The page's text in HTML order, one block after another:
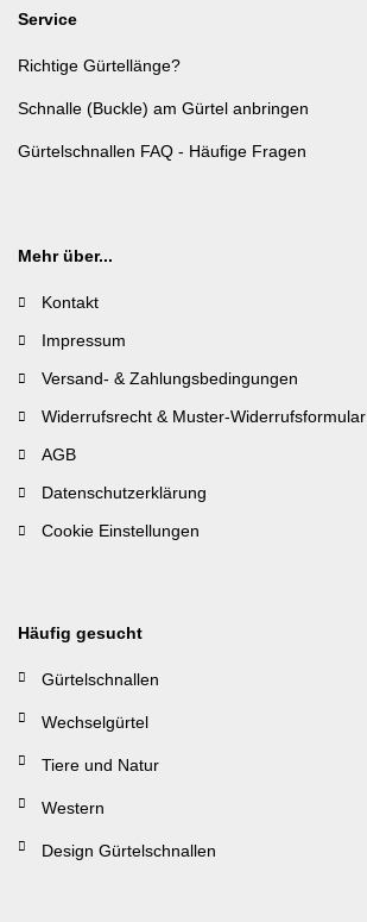
Service
Richtige Gürtellänge?
Schnalle (Buckle) am Gürtel anbringen
Gürtelschnallen FAQ - Häufige Fragen
Mehr über...
Kontakt
Impressum
Versand- & Zahlungsbedingungen
Widerrufsrecht & Muster-Widerrufsformular
AGB
Datenschutzerklärung
Cookie Einstellungen
Häufig gesucht
Gürtelschnallen
Wechselgürtel
Tiere und Natur
Western
Design Gürtelschnallen